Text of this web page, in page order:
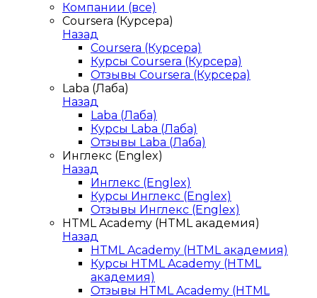
Компании (все)
Coursera (Курсера)
Назад
Coursera (Курсера)
Курсы Coursera (Курсера)
Отзывы Coursera (Курсера)
Laba (Лаба)
Назад
Laba (Лаба)
Курсы Laba (Лаба)
Отзывы Laba (Лаба)
Инглекс (Englex)
Назад
Инглекс (Englex)
Курсы Инглекс (Englex)
Отзывы Инглекс (Englex)
HTML Academy (HTML академия)
Назад
HTML Academy (HTML академия)
Курсы HTML Academy (HTML
академия)
Отзывы HTML Academy (HTML